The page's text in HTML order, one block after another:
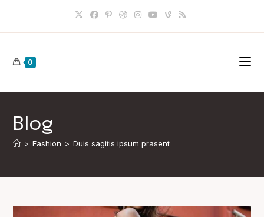
content
0
Blog
> Fashion > Duis sagitis ipsum prasent